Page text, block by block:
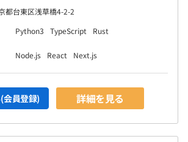
都台東区浅草橋4-2-2
Python3 TypeScript
Rust
Node.js React Next.js
会員登録) 詳細を見る